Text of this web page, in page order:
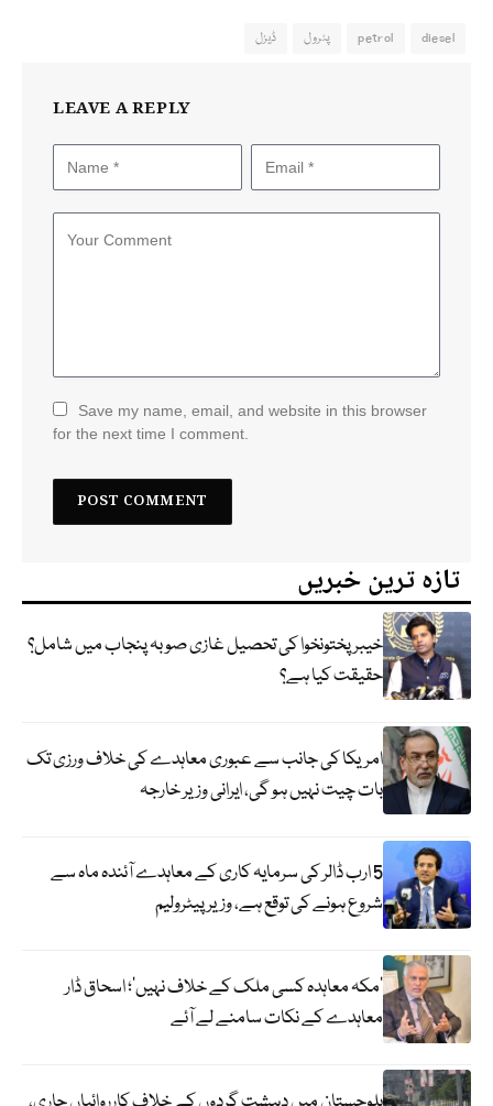
diesel
petrol پٹرول ڈیزل
LEAVE A REPLY
Save my name, email, and website in this browser
for the next time I comment.
تازہ ترین خبریں
خیبر پختونخوا کی تحصیل غازی صوبہ پنجاب میں شامل؟
حقیقت کیا ہے؟
امریکا کی جانب سے عبوری معاہدے کی خلاف ورزی تک
بات چیت نہیں ہو گی، ایرانی وزیر خارجہ
5 ارب ڈالر کی سرمایہ کاری کے معاہدے آئندہ ماہ سے
شروع ہونے کی توقع ہے، وزیر پیٹرولیم
‘مکہ معاہدہ کسی ملک کے خلاف نہیں’؛ اسحاق ڈار
معاہدے کے نکات سامنے لے آئے